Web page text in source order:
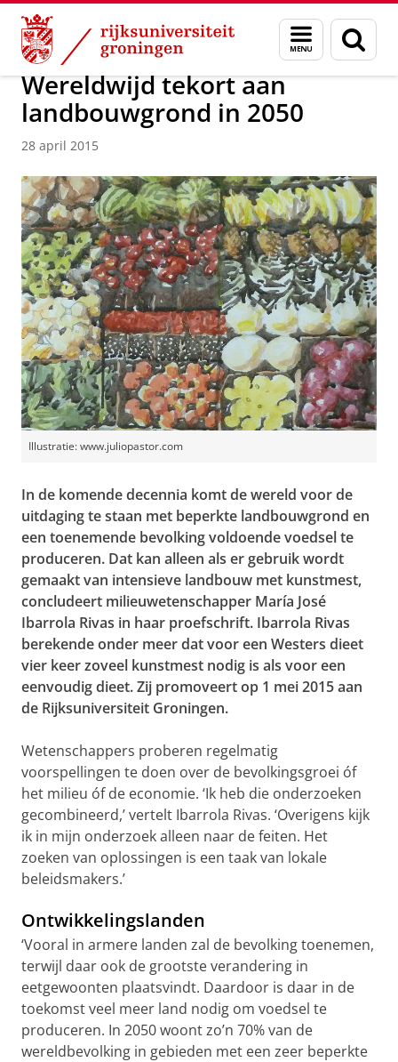
Skip
Content
Skip
Navigation
Menu
en
zoeken
Over ons Actueel Nieuws Nieuwsberichten
Wereldwijd tekort aan
landbouwgrond in 2050
28 april 2015
Illustratie: www.juliopastor.com
In de komende decennia komt de wereld voor de
uitdaging te staan met beperkte landbouwgrond en
een toenemende bevolking voldoende voedsel te
produceren. Dat kan alleen als er gebruik wordt
gemaakt van intensieve landbouw met kunstmest,
concludeert milieuwetenschapper María José
Ibarrola Rivas in haar proefschrift. Ibarrola Rivas
berekende onder meer dat voor een Westers dieet
vier keer zoveel kunstmest nodig is als voor een
eenvoudig dieet. Zij promoveert op 1 mei 2015 aan
de Rijksuniversiteit Groningen.
Wetenschappers proberen regelmatig
voorspellingen te doen over de bevolkingsgroei óf
het milieu óf de economie. ‘Ik heb die onderzoeken
gecombineerd,’ vertelt Ibarrola Rivas. ‘Overigens kijk
ik in mijn onderzoek alleen naar de feiten. Het
zoeken van oplossingen is een taak van lokale
beleidsmakers.’
Ontwikkelingslanden
‘Vooral in armere landen zal de bevolking toenemen,
terwijl daar ook de grootste verandering in
eetgewoonten plaatsvindt. Daardoor is daar in de
toekomst veel meer land nodig om voedsel te
produceren. In 2050 woont zo’n 70% van de
wereldbevolking in gebieden met een zeer beperkte